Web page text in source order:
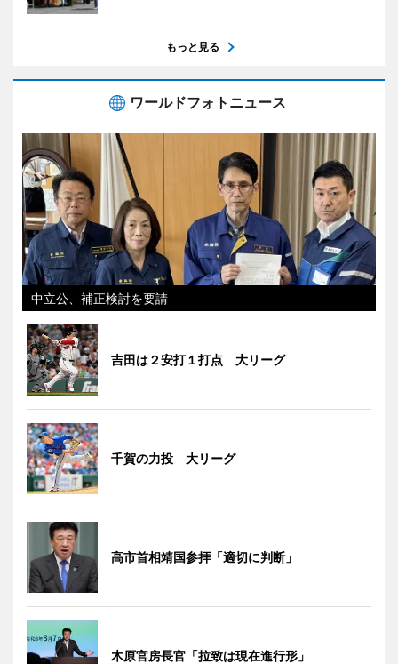
もっと見る
ワールドフォトニュース
中立公、補正検討を要請
吉田は２安打１打点 大リーグ
千賀の力投 大リーグ
高市首相靖国参拝「適切に判断」
木原官房長官「拉致は現在進行形」